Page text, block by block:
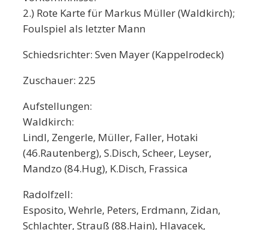
2.) Rote Karte für Markus Müller (Waldkirch);
Foulspiel als letzter Mann
Schiedsrichter: Sven Mayer (Kappelrodeck)
Zuschauer: 225
Aufstellungen:
Waldkirch:
Lindl, Zengerle, Müller, Faller, Hotaki
(46.Rautenberg), S.Disch, Scheer, Leyser,
Mandzo (84.Hug), K.Disch, Frassica
Radolfzell:
Esposito, Wehrle, Peters, Erdmann, Zidan,
Schlachter, Strauß (88.Hain), Hlavacek,